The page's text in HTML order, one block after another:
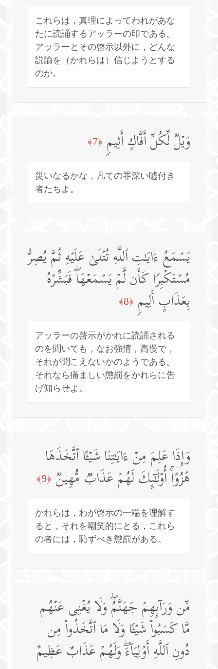
これらは，真理によってわれがあな
たに読誦するアッラーの印である。
アッラーとその啓示以外に，どんな
説諭を（かれらは）信じようとする
のか。
وَیۡلࣱ لِّكُلِّ أَفَّاكٍ أَثِیمࣲ ﴿7﴾
災いなるかな，凡ての罪深い嘘付き
者たちよ。
یَسۡمَعُ ءَایَـٰتِ ٱللَّهِ تُتۡلَىٰ عَلَیۡهِ ثُمَّ یُصِرُّ
مُسۡتَكۡبِرࣰا كَأَن لَّمۡ یَسۡمَعۡهَاۖ فَبَشِّرۡهُ
بِعَذَابٍ أَلِیمࣲ ﴿8﴾
アッラーの啓示がかれに読誦される
のを聞いても，なお強情，高慢で，
それが聞こえないかのようである。
それなら痛ましい懲罰をかれらに告
げ知らせよ。
وَإِذَا عَلِمَ مِنۡ ءَایَـٰتِنَا شَیۡـًٔا ٱتَّخَذَهَا
هُزُوًاۚ أُو۟لَـٰۤىِٕكَ لَهُمۡ عَذَابࣱ مُّهِینࣱ ﴿9﴾
かれらは，わが啓示の一端を理解す
ると，それを嘲笑的にとる，これら
の者には，恥ずべき懲罰がある。
مِّن وَرَاۤىِٕهِمۡ جَهَنَّمُۖ وَلَا یُغۡنِی عَنۡهُم
مَّا كَسَبُوا۟ شَیۡـࣰٔا وَلَا مَا ٱتَّخَذُوا۟ مِن
دُونِ ٱللَّهِ أَوۡلِیَاۤءَۖ وَلَهُمۡ عَذَابٌ عَظِیمٌ